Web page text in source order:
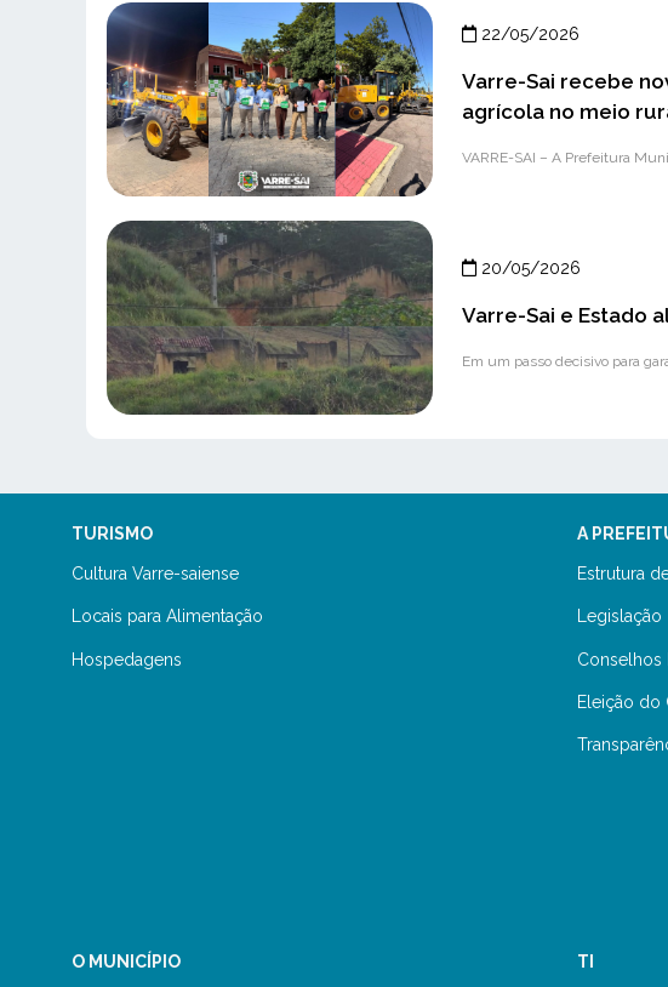
22/05/2026
Varre-Sai recebe
agrícola no meio
VARRE-SAI – A Prefeitura
20/05/2026
Varre-Sai e Estado
Em um passo decisivo para
TURISMO
Cultura Varre-saiense
Locais para Alimentação
Hospedagens
A
Estrutura
Legislação
Conselhos
Eleição do
O MUNICÍPIO TI